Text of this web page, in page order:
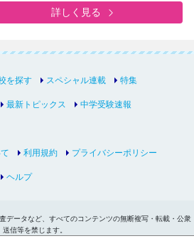
詳しく見る
を探す スペシャル連載 特集
最新トピックス 中学受験速報
利用規約 プライバシーポリシー
ヘルプ
データなど、すべてのコンテンツの無断複写・転載・公衆
送信等を禁じます。